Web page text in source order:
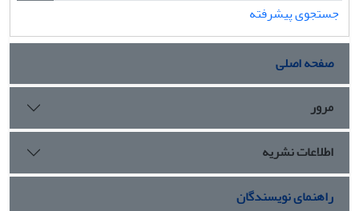
جستجوی پیشرفته
صفحه اصلی
مرور
اطلاعات نشریه
راهنمای نویسندگان